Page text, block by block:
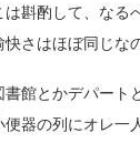
斟酌して、な
さはほぼ同じな
館とかデパート
便器の列にオレ